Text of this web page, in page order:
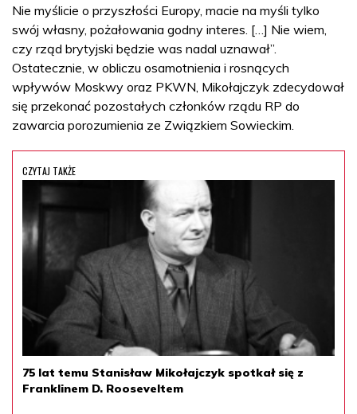
Nie myślicie o przyszłości Europy, macie na myśli tylko
swój własny, pożałowania godny interes. […] Nie wiem,
czy rząd brytyjski będzie was nadal uznawał”.
Ostatecznie, w obliczu osamotnienia i rosnących
wpływów Moskwy oraz PKWN, Mikołajczyk zdecydował
się przekonać pozostałych członków rządu RP do
zawarcia porozumienia ze Związkiem Sowieckim.
CZYTAJ TAKŻE
75 lat temu Stanisław Mikołajczyk spotkał się z
Franklinem D. Rooseveltem